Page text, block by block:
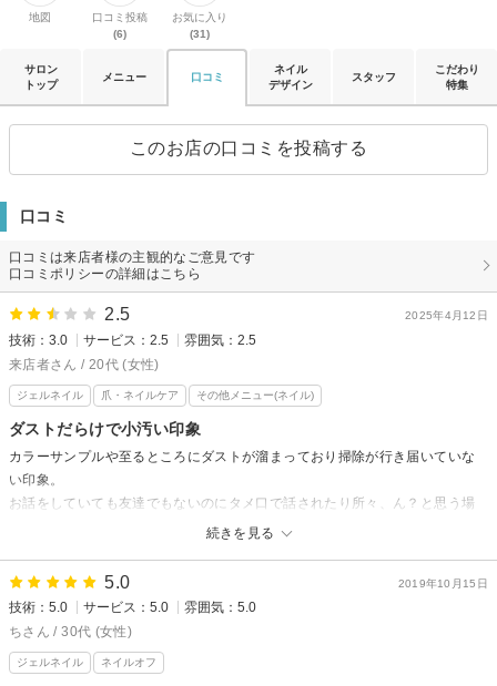
地図
口コミ投稿
(6)
お気に入り
(31)
サロン
トップ
メニュー 口コミ
ネイル
デザイン
スタッフ
こだわり
特集
このお店の口コミを投稿する
口コミ
口コミは来店者様の主観的なご意見です
口コミポリシーの詳細はこちら
2025年4月12日
2.5
技術：3.0 サービス：2.5
雰囲気：2.5
来店者さん / 20代 (女性)
ジェルネイル 爪・ネイルケア その他メニュー(ネイル)
ダストだらけで小汚い印象
続きを見る
カラーサンプルや至るところにダストが溜まっており掃除が行き届いていな
い印象。
お話をしていても友達でもないのにタメ口で話されたり所々、ん？と思う場
面がありました。仕上がりは可もなく不可もなく。持ち込みアートで予約し
とでしたが口頭での説明もなく、課金の案内が多くメニュー内容がよく分か
2019年10月15日
5.0
技術：5.0 サービス：5.0
雰囲気：5.0
ちさん / 30代 (女性)
ジェルネイル ネイルオフ